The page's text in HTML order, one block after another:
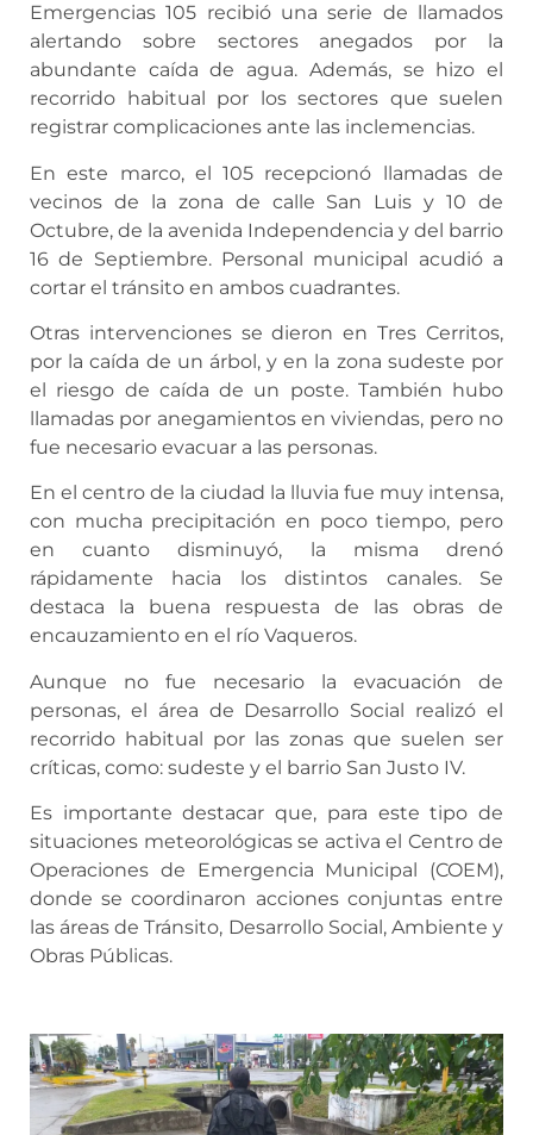
Emergencias 105 recibió una serie de llamados
alertando sobre sectores anegados por la
abundante caída de agua. Además, se hizo el
recorrido habitual por los sectores que suelen
registrar complicaciones ante las inclemencias.
En este marco, el 105 recepcionó llamadas de
vecinos de la zona de calle San Luis y 10 de
Octubre, de la avenida Independencia y del barrio
16 de Septiembre. Personal municipal acudió a
cortar el tránsito en ambos cuadrantes.
Otras intervenciones se dieron en Tres Cerritos,
por la caída de un árbol, y en la zona sudeste por
el riesgo de caída de un poste. También hubo
llamadas por anegamientos en viviendas, pero no
fue necesario evacuar a las personas.
En el centro de la ciudad la lluvia fue muy intensa,
con mucha precipitación en poco tiempo, pero
en cuanto disminuyó, la misma drenó
rápidamente hacia los distintos canales. Se
destaca la buena respuesta de las obras de
encauzamiento en el río Vaqueros.
Aunque no fue necesario la evacuación de
personas, el área de Desarrollo Social realizó el
recorrido habitual por las zonas que suelen ser
críticas, como: sudeste y el barrio San Justo IV.
Es importante destacar que, para este tipo de
situaciones meteorológicas se activa el Centro de
Operaciones de Emergencia Municipal (COEM),
donde se coordinaron acciones conjuntas entre
las áreas de Tránsito, Desarrollo Social, Ambiente y
Obras Públicas.